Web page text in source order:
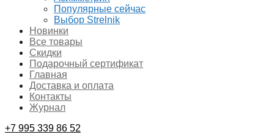
Популярные сейчас
Выбор Strelnik
Новинки
Все товары
Скидки
Подарочный сертификат
Главная
Доставка и оплата
Контакты
Журнал
+7 995 339 86 52